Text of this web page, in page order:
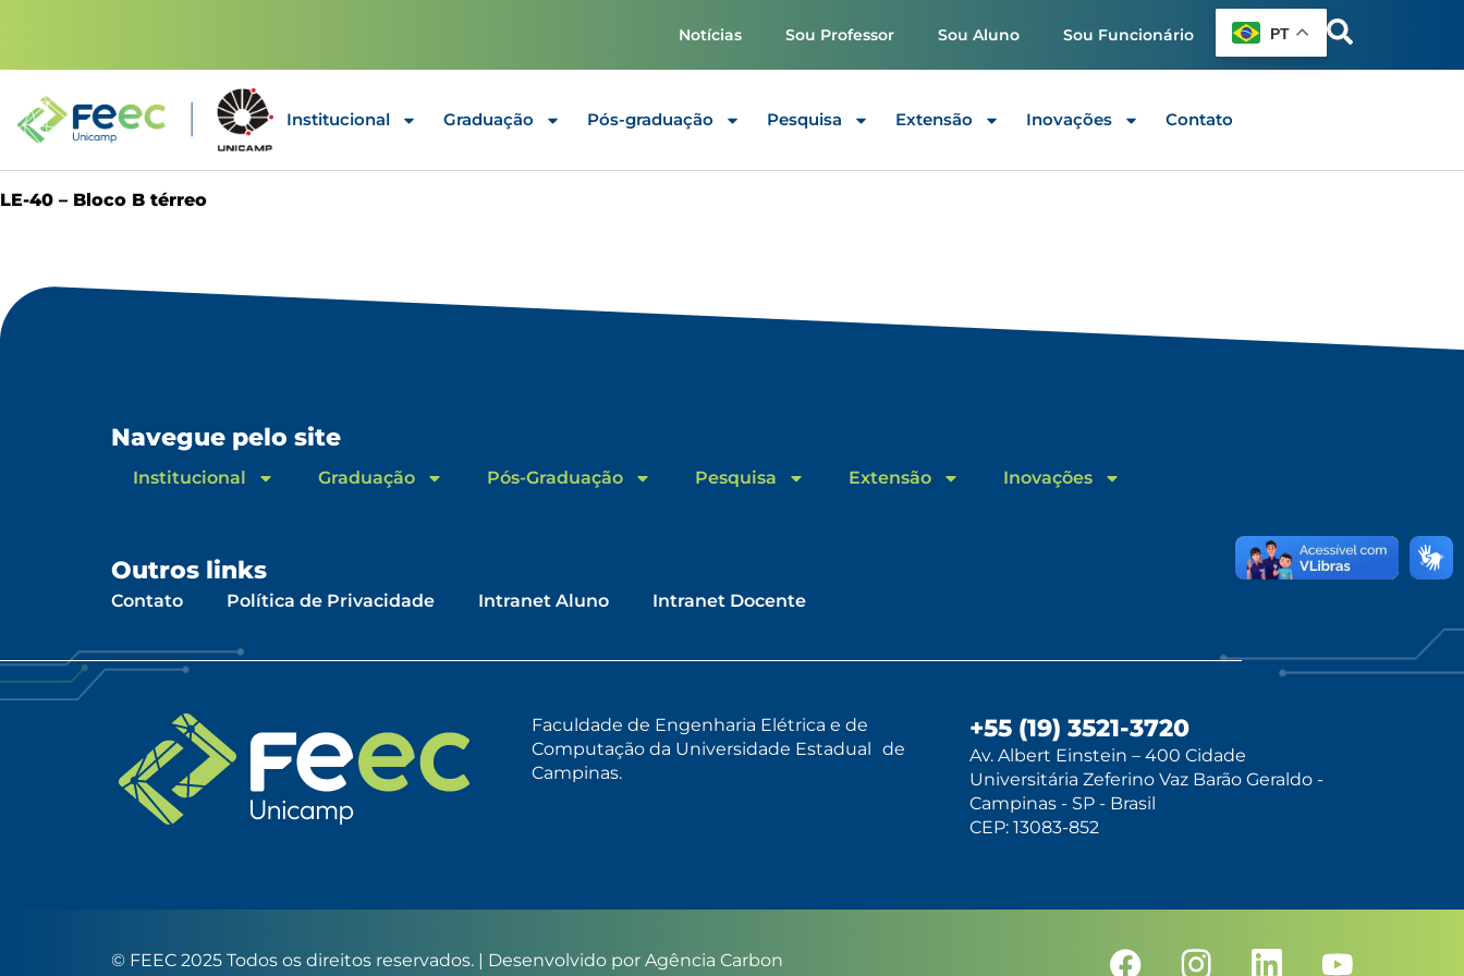
Notícias Sou Professor Sou Aluno Sou Funcionário PT
Institucional Graduação Pós-graduação Pesquisa Extensão Inovações Contato
LE-40 – Bloco B térreo
Navegue pelo site
Institucional Graduação Pós-Graduação Pesquisa Extensão Inovações
Outros links
Contato Política de Privacidade Intranet Aluno Intranet Docente
Faculdade de Engenharia Elétrica e de
Computação da Universidade Estadual de
Campinas.
+55 (19) 3521-3720
Av. Albert Einstein – 400 Cidade
Universitária Zeferino Vaz Barão Geraldo -
Campinas - SP - Brasil
CEP: 13083-852
© FEEC 2025 Todos os direitos reservados. | Desenvolvido por Agência Carbon